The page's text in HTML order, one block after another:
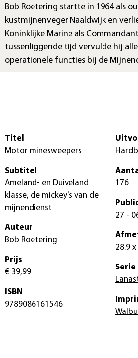
Bob Roetering startte in 1964 als
kustmijnenveger Naaldwijk en
Koninklijke Marine als
tussenliggende tijd vervulde hij
operationele functies bij de
Titel
Motor minesweepers
Subtitel
Ameland- en Duiveland
klasse, de mickey's van de
mijnendienst
Auteur
Bob Roetering
Prijs
€ 39,99
ISBN
9789086161546
176
27 -
28.9 x
Serie